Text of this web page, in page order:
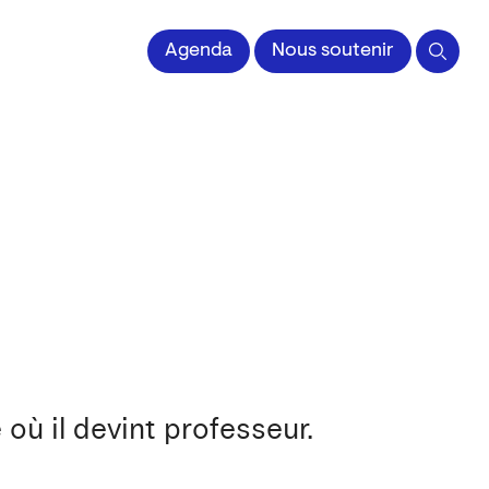
impriméeAgenda Nous soutenir
il devint professeur.